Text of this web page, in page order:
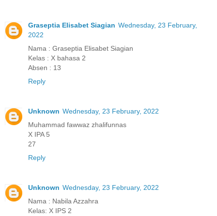
Graseptia Elisabet Siagian Wednesday, 23 February,
2022
Nama : Graseptia Elisabet Siagian
Kelas : X bahasa 2
Absen : 13
Reply
Unknown Wednesday, 23 February, 2022
Muhammad fawwaz zhalifunnas
X IPA 5
27
Reply
Unknown Wednesday, 23 February, 2022
Nama : Nabila Azzahra
Kelas: X IPS 2